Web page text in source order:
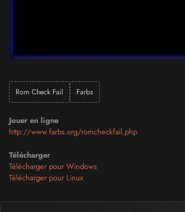
Rom Check Fail Farbs
Jouer en ligne
http://www.farbs.org/romcheckfail.php
Télécharger
Télécharger pour Windows
Télécharger pour Linux